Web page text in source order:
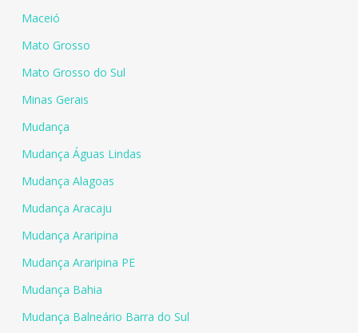
Maceió
Mato Grosso
Mato Grosso do Sul
Minas Gerais
Mudança
Mudança Águas Lindas
Mudança Alagoas
Mudança Aracaju
Mudança Araripina
Mudança Araripina PE
Mudança Bahia
Mudança Balneário Barra do Sul